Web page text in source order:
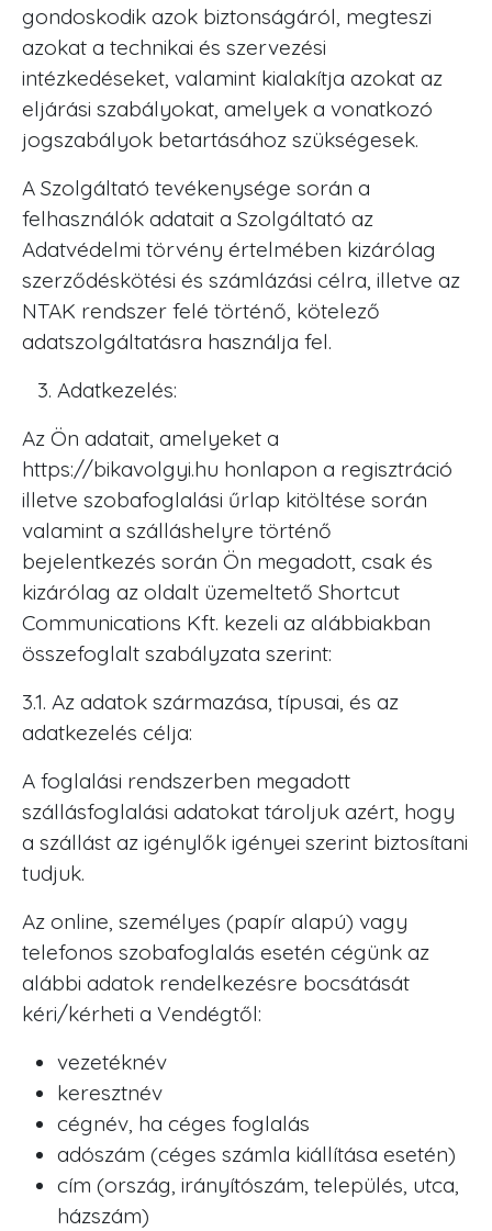
gondoskodik azok biztonságáról, megteszi
azokat a technikai és szervezési
intézkedéseket, valamint kialakítja azokat az
eljárási szabályokat, amelyek a vonatkozó
jogszabályok betartásához szükségesek.
A Szolgáltató tevékenysége során a
felhasználók adatait a Szolgáltató az
Adatvédelmi törvény értelmében kizárólag
szerződéskötési és számlázási célra, illetve az
NTAK rendszer felé történő, kötelező
adatszolgáltatásra használja fel.
Adatkezelés:
Az Ön adatait, amelyeket a
https://bikavolgyi.hu honlapon a regisztráció
illetve szobafoglalási űrlap kitöltése során
valamint a szálláshelyre történő
bejelentkezés során Ön megadott, csak és
kizárólag az oldalt üzemeltető Shortcut
Communications Kft. kezeli az alábbiakban
összefoglalt szabályzata szerint:
3.1. Az adatok származása, típusai, és az
adatkezelés célja:
A foglalási rendszerben megadott
szállásfoglalási adatokat tároljuk azért, hogy
a szállást az igénylők igényei szerint biztosítani
tudjuk.
Az online, személyes (papír alapú) vagy
telefonos szobafoglalás esetén cégünk az
alábbi adatok rendelkezésre bocsátását
kéri/kérheti a Vendégtől:
vezetéknév
keresztnév
cégnév, ha céges foglalás
adószám (céges számla kiállítása esetén)
cím (ország, irányítószám, település, utca,
házszám)